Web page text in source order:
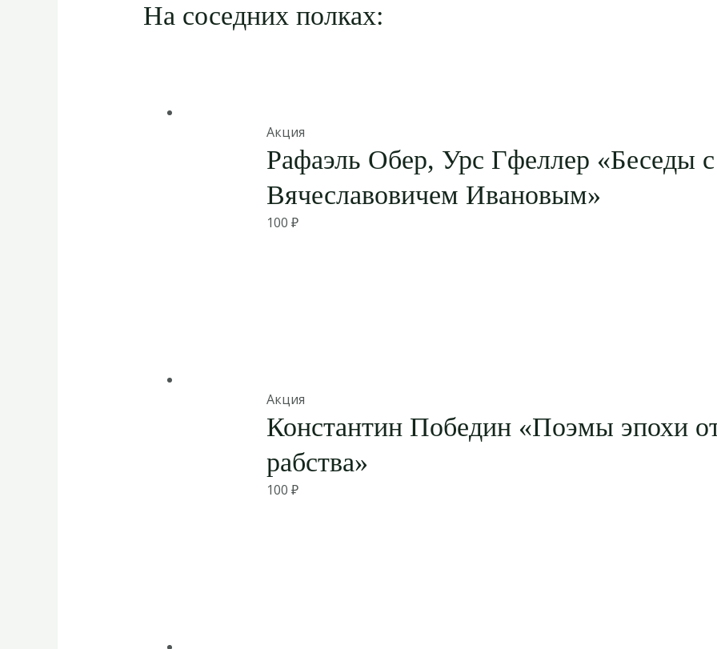
На соседних полках:
Акция
Рафаэль Обер, Урс Гфеллер «Беседы
Вячеславовичем Ивановым»
100₽
Акция
Константин Победин «Поэмы эпохи
рабства»
100₽